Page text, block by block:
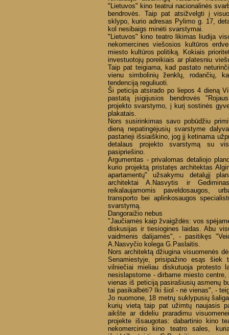
"Lietuvos" kino teatrui nacionalinės
bendrovės. Taip pat atsižvelgti į
sklypo, kurio adresas Pylimo g. 17,
kol nesibaigs minėti svarstymai.
"Lietuvos" kino teatro likimas liudija
nekomercines viešosios kultūros
miesto kultūros politiką. Kokiais
investuotojų poreikiais ar platesniu
Taip pat teigiama, kad pastato
vienu simbolinių ženklų, rodančių,
tendenciją reguliuoti.
Ši peticija atsirado po liepos 4 dieną
pastatą įsigijusios bendrovės
projekto svarstymo, į kurį sostinės
plakatais.
Nors susirinkimas savo pobūdžiu
dieną nepatingėjusių svarstyme
pastarieji išsiaiškino, jog jį ketinama
detalaus projekto svarstymą su
pasipriešino.
Argumentas - privalomas detaliojo
kurio projektą pristatęs architektas
apartamentų" užsakymu detalųjį
architektai A.Nasvytis ir
reikalaujamomis paveldosaugos,
transporto bei aplinkosaugos
svarstymą.
Dangoraižio nebus
"Jaučiamės kaip žvaigždės: vos
diskusijas ir tiesiogines laidas. Abu
vaidmenis dalijamės", - pasitikęs
A.Nasvyčio kolega G.Paslaitis.
Nors architektą džiugina visuomenės
Senamiestyje, prisipažino esąs
vilniečiai mieliau diskutuoja
nesislapstome - dirbame miesto
vienas iš peticiją pasirašiusių asmenų
tai pasikalbėti? Iki šiol - nė vienas", -
Jo nuomone, 18 metrų suklypusių
kurių vietą taip pat užimtų naujasis
aikšte ar dideliu praradimu
projekte išsaugotas: dabartinio kino
nekomercinio kino teatro sales,